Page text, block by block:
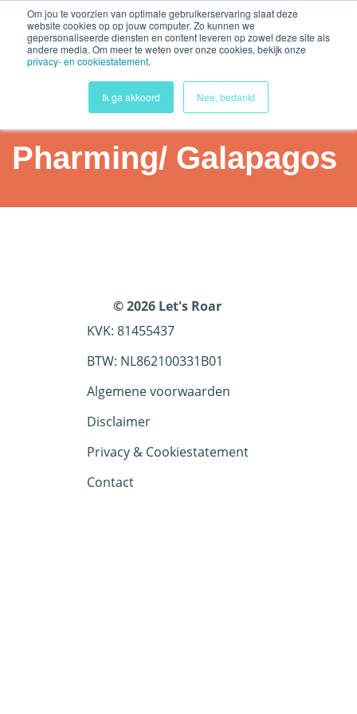
Om jou te voorzien van optimale gebruikerservaring slaat deze
website cookies op op jouw computer. Zo kunnen we
gepersonaliseerde diensten en content leveren op zowel deze site als
andere media. Om meer te weten over onze cookies, bekijk onze
privacy- en cookiestatement.
Ik ga akkoord Nee, bedankt
Security check failed
Home
Analyses
Achtergronden
Over Ons
Pharming/ Galapagos
© 2026 Let's Roar
KVK: 81455437
BTW: NL862100331B01
Algemene voorwaarden
Disclaimer
Privacy & Cookiestatement
Contact